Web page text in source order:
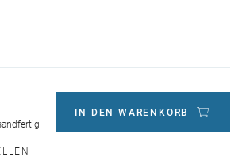
IN DEN WARENKORB